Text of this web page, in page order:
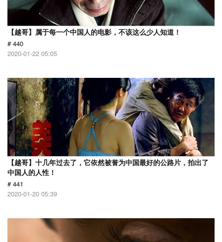
【越哥】属于每一个中国人的电影，不该这么少人知道！
# 440
2020-01-22 05:05
【越哥】十几年过去了，它依然被誉为中国最好的公路片，拍出了
中国人的人性！
# 441
2020-01-20 05:39